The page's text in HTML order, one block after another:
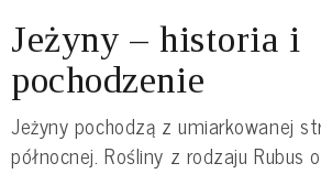
Jeżyny – historia i
pochodzenie
Jeżyny pochodzą z umiarkowanej
północnej. Rośliny z rodzaju Rubus